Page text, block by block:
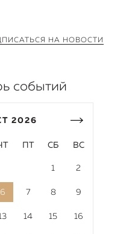
НА НОВОСТИ
событий
2026
ПТ СБ ВС
1 2
6 7 8 9
14 15 16